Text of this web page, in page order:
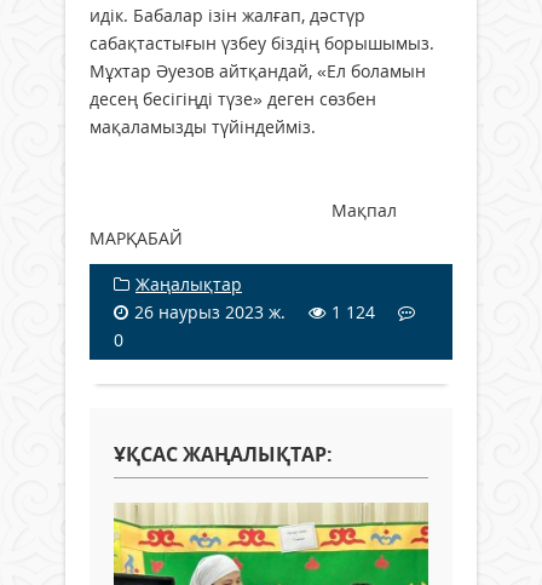
идік. Бабалар ізін жалғап, дәстүр
сабақтастығын үзбеу біздің борышымыз.
Мұхтар Әуезов айтқандай, «Ел боламын
десең бесігіңді түзе» деген сөзбен
мақаламызды түйіндейміз.
Мақпал
МАРҚАБАЙ
Жаңалықтар
26 наурыз 2023 ж.
1 124
0
ҰҚСАС ЖАҢАЛЫҚТАР: